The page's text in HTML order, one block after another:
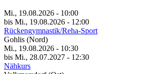
Mi., 19.08.2026 - 10:00
bis Mi., 19.08.2026 - 12:00
Rückengymnastik/Reha-Sport
Gohlis (Nord)
Mi., 19.08.2026 - 10:30
bis Mi., 28.07.2027 - 12:30
Nähkurs